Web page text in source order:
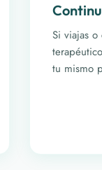
Si viajas
tu mismo